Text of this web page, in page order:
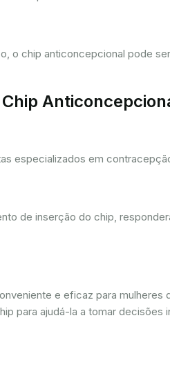
o chip anticoncepcional pode
especializados em
de inserção do chip,
e eficaz para mulheres
para ajudá-la a tomar decisões